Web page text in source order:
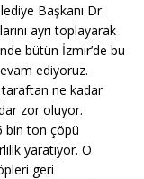
Başkanı Dr.
ayrı toplayarak
bütün İzmir’de bu
ediyoruz.
taraftan ne kadar
zor oluyor.
bin ton çöpü
yaratıyor. O
geri